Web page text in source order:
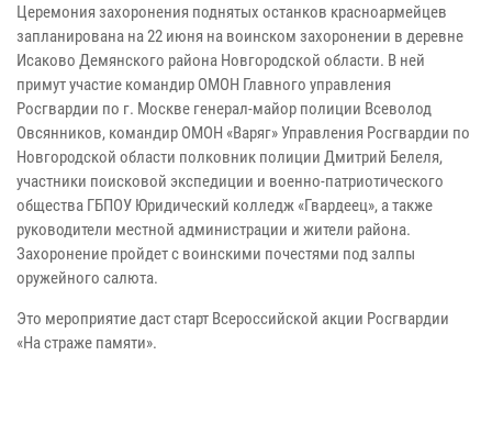
Церемония захоронения поднятых останков красноармейцев
запланирована на 22 июня на воинском захоронении в деревне
Исаково Демянского района Новгородской области. В ней
примут участие командир ОМОН Главного управления
Росгвардии по г. Москве генерал-майор полиции Всеволод
Овсянников, командир ОМОН «Варяг» Управления Росгвардии по
Новгородской области полковник полиции Дмитрий Белеля,
участники поисковой экспедиции и военно-патриотического
общества ГБПОУ Юридический колледж «Гвардеец», а также
руководители местной администрации и жители района.
Захоронение пройдет с воинскими почестями под залпы
оружейного салюта.
Это мероприятие даст старт Всероссийской акции Росгвардии
«На страже памяти».